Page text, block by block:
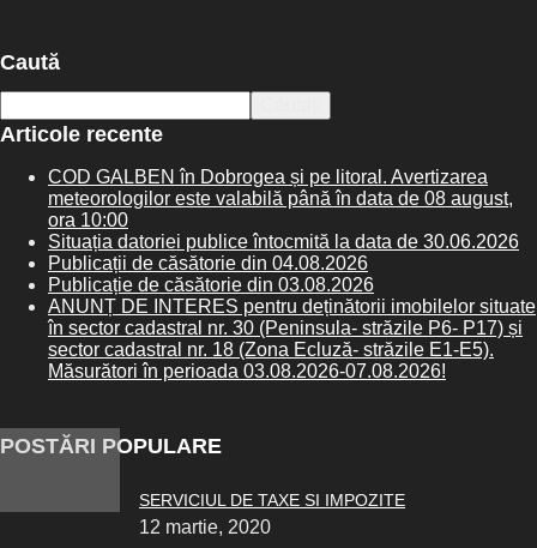
Caută
Articole recente
COD GALBEN în Dobrogea și pe litoral. Avertizarea
meteorologilor este valabilă până în data de 08 august,
ora 10:00
Situația datoriei publice întocmită la data de 30.06.2026
Publicații de căsătorie din 04.08.2026
Publicație de căsătorie din 03.08.2026
ANUNȚ DE INTERES pentru deținătorii imobilelor situate
în sector cadastral nr. 30 (Peninsula- străzile P6- P17) și
sector cadastral nr. 18 (Zona Ecluză- străzile E1-E5).
Măsurători în perioada 03.08.2026-07.08.2026!
POSTĂRI POPULARE
SERVICIUL DE TAXE SI IMPOZITE
12 martie, 2020